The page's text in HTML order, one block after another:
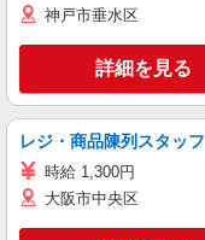
神戸市垂水区
詳細を見る
レジ・商品陳列スタッフ
時給 1,300円
大阪市中央区